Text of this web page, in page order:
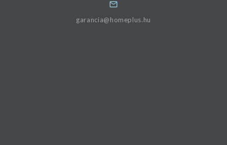
garancia@homeplus.hu